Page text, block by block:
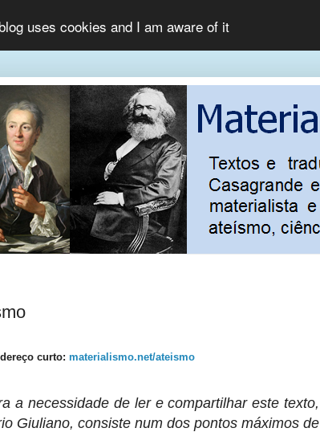
uses cookies and I am aware of it
curto: materialismo.net/ateismo
a necessidade de ler e compartilhar este texto,
Giuliano, consiste num dos pontos máximos de